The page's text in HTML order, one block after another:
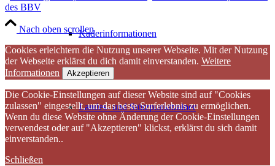
Kaderinformationen
Landes- und Stützpunkttrainer
des BBV
Nach oben scrollen
Cookies erleichtern die Nutzung unserer Webseite. Mit der Nutzung
der Webseite erklärst du dich damit einverstanden. Weitere
Informationen
Akzeptieren
Die Cookie-Einstellungen auf dieser Website sind auf "Cookies
zulassen" eingestellt, um das beste Surferlebnis zu ermöglichen.
Wenn du diese Website ohne Änderung der Cookie-Einstellungen
verwendest oder auf "Akzeptieren" klickst, erklärst du sich damit
einverstanden..
Schließen